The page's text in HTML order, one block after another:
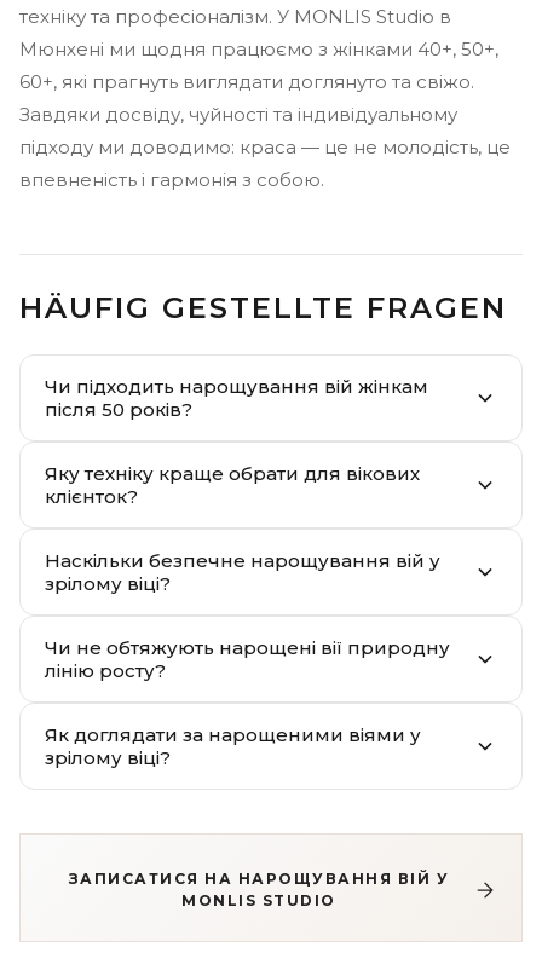
техніку та професіоналізм. У MONLIS Studio в
Мюнхені ми щодня працюємо з жінками 40+, 50+,
60+, які прагнуть виглядати доглянуто та свіжо.
Завдяки досвіду, чуйності та індивідуальному
підходу ми доводимо: краса — це не молодість, це
впевненість і гармонія з собою.
HÄUFIG GESTELLTE FRAGEN
Чи підходить нарощування вій жінкам
після 50 років?
Яку техніку краще обрати для вікових
клієнток?
Наскільки безпечне нарощування вій у
зрілому віці?
Чи не обтяжують нарощені вії природну
лінію росту?
Як доглядати за нарощеними віями у
зрілому віці?
ЗАПИСАТИСЯ НА НАРОЩУВАННЯ ВІЙ У
MONLIS STUDIO